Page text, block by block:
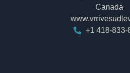
Canada
+1 418-833-